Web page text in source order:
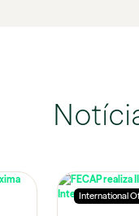
International